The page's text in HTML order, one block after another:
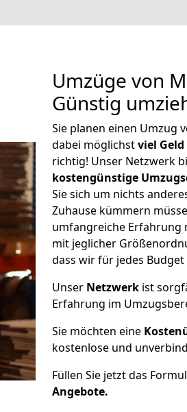
Umzüge von
Günstig
Sie planen einen Umzug
dabei möglichstviel
richtig! Unser Netzwerk
kostengünstige
Sie sich um nichts
Zuhause kümmern
umfangreiche Erfahrung
mit jeglicher
dass wir für jedes
Unser Netzwerk ist
Erfahrung im
Sie möchten eine
kostenlose und
Füllen Sie jetzt das
Angebote.